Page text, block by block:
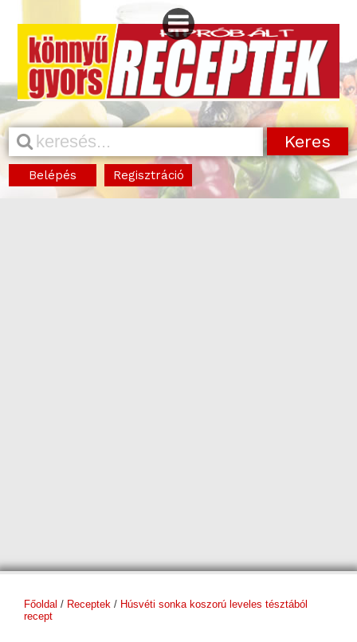
Belépés Regisztráció
Főoldal / Receptek / Húsvéti sonka koszorú leveles tésztából
recept